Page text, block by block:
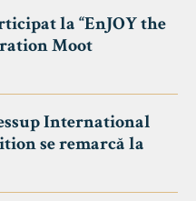
la “EnJOY the
Moot
International
se remarcă la